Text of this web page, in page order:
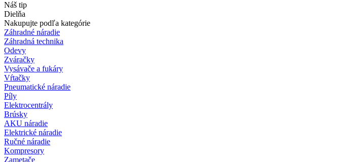
Náš tip
Dielňa
Nakupujte podľa kategórie
Záhradné náradie
Záhradná technika
Odevy
Zváračky
Vysávače a fukáry
Vŕtačky
Pneumatické náradie
Píly
Elektrocentrály
Brúsky
AKU náradie
Elektrické náradie
Ručné náradie
Kompresory
Zametače